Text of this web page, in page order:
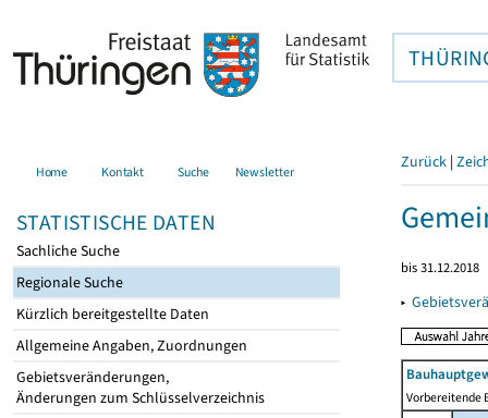
Home Kontakt Suche Newsletter
STATISTISCHE DATEN
Sachliche Suche
Regionale Suche
Kürzlich bereitgestellte Daten
Allgemeine Angaben, Zuordnungen
Gebietsveränderungen,
Änderungen zum Schlüsselverzeichnis
Zurück |
bis 31.12.2018
▸
Vorbereitende